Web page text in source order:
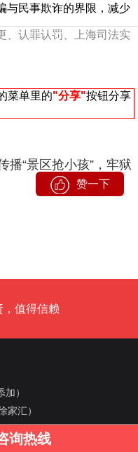
与民事欺诈的界限，减少
、认罪认罚、上海司法实
菜单里的"分享"按钮分享
播“景区抢小孩”，牢狱
赞一下
值得信赖
）
家汇）
律营网
询热线